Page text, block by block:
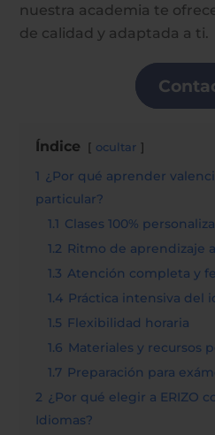
nuestra academia te
de calidad y adaptada a ti.
Índice ocultar
1 ¿Por qué aprender
particular?
1.1 Clases 100%
1.2 Ritmo de aprendizaje
1.3 Atención completa y
1.4 Práctica intensiva del
1.5 Flexibilidad horaria
1.6 Materiales y recursos
1.7 Preparación para
2 ¿Por qué elegir a ERIZO
Idiomas?